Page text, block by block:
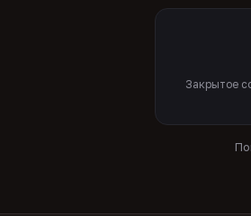
Закрытое